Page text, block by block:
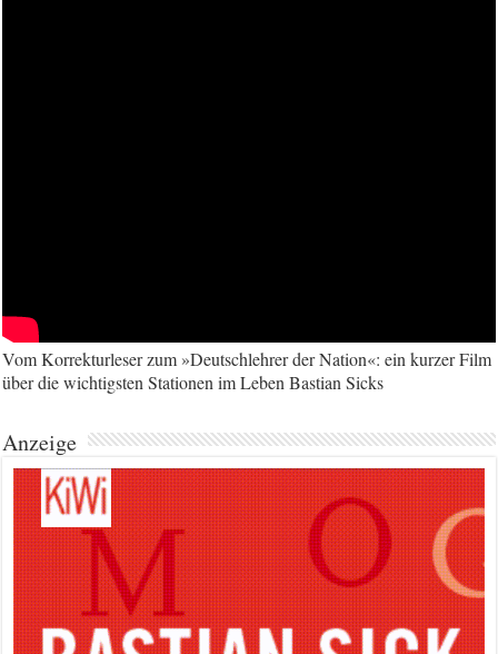
Vom Korrekturleser zum »Deutschlehrer der Nation«: ein kurzer Film
über die wichtigsten Stationen im Leben Bastian Sicks
Anzeige